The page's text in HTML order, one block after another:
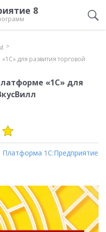
8
для развития торговой
«1С» для
Платформа 1С:Предприятие